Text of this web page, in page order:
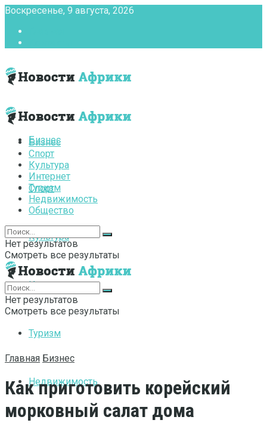
Воскресенье, 9 августа, 2026
Бизнес
Спорт
Культура
Интернет
Туризм
Недвижимость
Бизнес
Спорт
Культура
Интернет
Туризм
Недвижимость
Общество
Нет результатов
Смотреть все результаты
Нет результатов
Смотреть все результаты
Главная Бизнес
Как приготовить корейский
морковный салат дома